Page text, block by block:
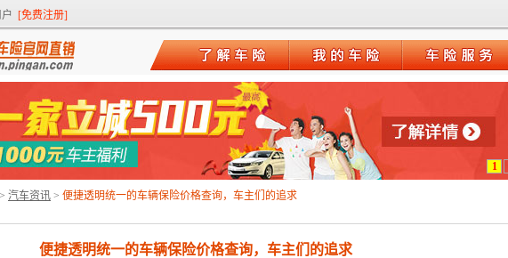
[免费注册]
1
> 汽车资讯 > 便捷透明统一的车辆保险价格查询，车主们的追求
便捷透明统一的车辆保险价格查询，车主们的追求